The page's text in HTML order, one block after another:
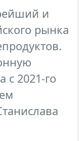
и
рынка
с 2021-го